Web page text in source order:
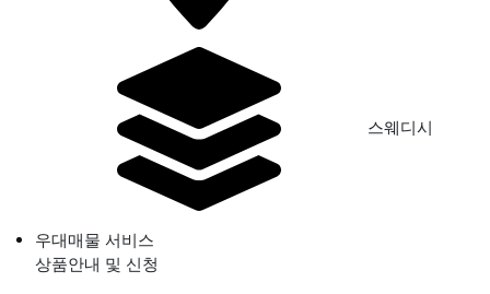
스웨디시
우대매물 서비스
상품안내 및 신청